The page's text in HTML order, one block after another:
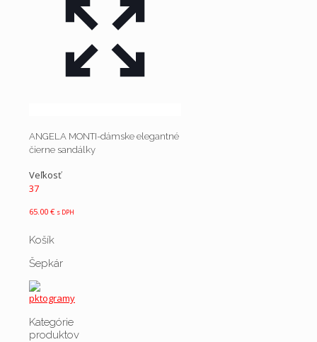
ANGELA MONTI-dámske elegantné
čierne sandálky
Veľkosť
37
65.00 € s DPH
Košík
Šepkár
Kategórie
produktov